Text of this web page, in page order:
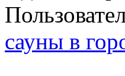
сауны в